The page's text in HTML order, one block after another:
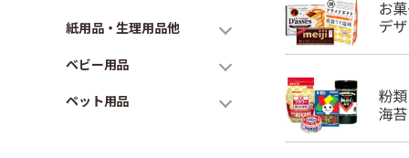
紙用品・生理用品他
ベビー用品
ペット用品